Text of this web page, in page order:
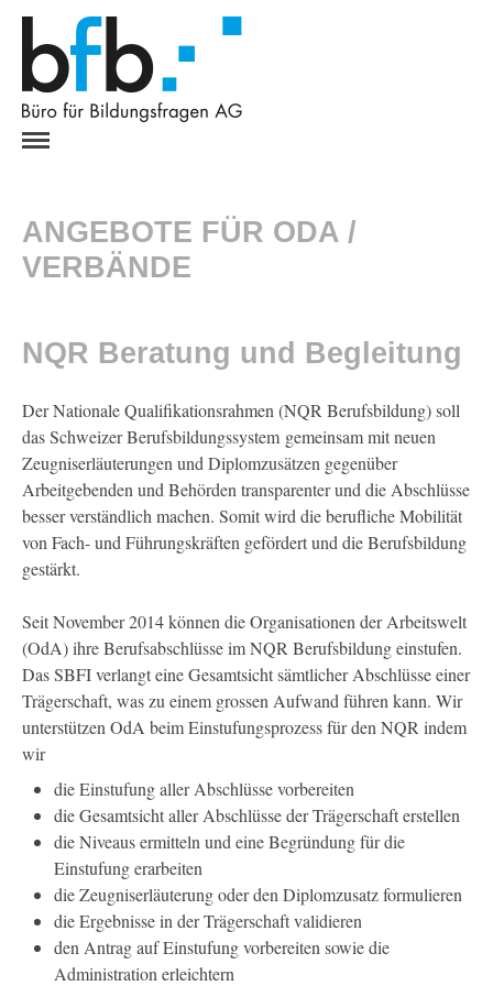
ODA / VERBÄNDE
Strategische Steuerung
Expertenschulung
NQR Beratung und Begleitung
SCHULEN / BEHÖRDEN
UNTERNEHMEN
ÜBER UNS
REFERENZEN
KONTAKT
ANGEBOTE FÜR ODA /
VERBÄNDE
NQR Beratung und Begleitung
Der Nationale Qualifikationsrahmen (NQR Berufsbildung) soll
das Schweizer Berufsbildungssystem gemeinsam mit neuen
Zeugniserläuterungen und Diplomzusätzen gegenüber
Arbeitgebenden und Behörden transparenter und die Abschlüsse
besser verständlich machen. Somit wird die berufliche Mobilität
von Fach- und Führungskräften gefördert und die Berufsbildung
gestärkt.
Seit November 2014 können die Organisationen der Arbeitswelt
(OdA) ihre Berufsabschlüsse im NQR Berufsbildung einstufen.
Das SBFI verlangt eine Gesamtsicht sämtlicher Abschlüsse einer
Trägerschaft, was zu einem grossen Aufwand führen kann. Wir
unterstützen OdA beim Einstufungsprozess für den NQR indem
wir
die Einstufung aller Abschlüsse vorbereiten
die Gesamtsicht aller Abschlüsse der Trägerschaft erstellen
die Niveaus ermitteln und eine Begründung für die
Einstufung erarbeiten
die Zeugniserläuterung oder den Diplomzusatz formulieren
die Ergebnisse in der Trägerschaft validieren
den Antrag auf Einstufung vorbereiten sowie die
Administration erleichtern